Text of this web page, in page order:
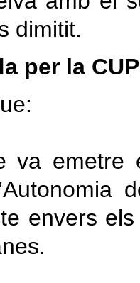
dimitit.
per la
va emetre
envers